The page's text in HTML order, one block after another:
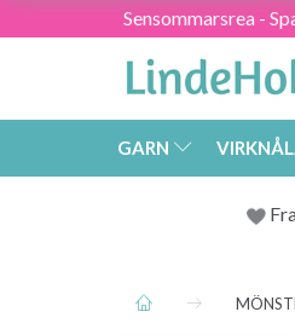
Sensommarsrea -
GARN